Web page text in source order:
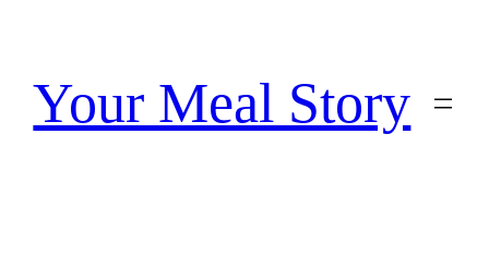
treściYour Meal Story